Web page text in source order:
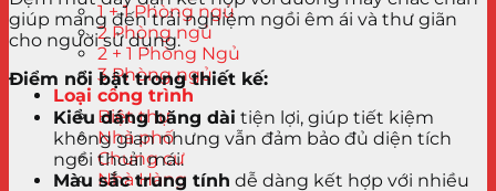
1 + 1 Phòng ngủ
2 Phòng ngủ
2 + 1 Phòng Ngủ
3 Phòng ngủ
Loại công trình
Biệt thự
Nhà phố
Chung cư
Nhà Hàng
giúp mang đến trải nghiệm ngồi êm ái và thư giãn
cho người sử dụng.
Điểm nổi bật trong thiết kế:
Kiểu dáng băng dài tiện lợi, giúp tiết kiệm
không gian nhưng vẫn đảm bảo đủ diện tích
ngồi thoải mái.
Màu sắc trung tính dễ dàng kết hợp với nhiều